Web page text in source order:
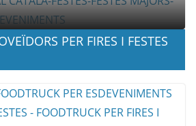
PER FIRES I FESTES